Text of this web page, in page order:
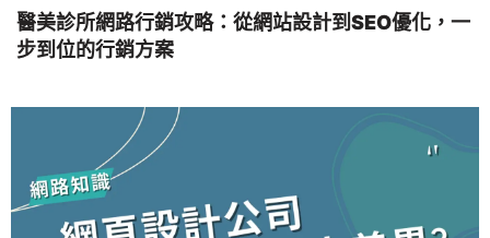
醫美診所網路行銷攻略：從網站設計到SEO優化，一
步到位的行銷方案